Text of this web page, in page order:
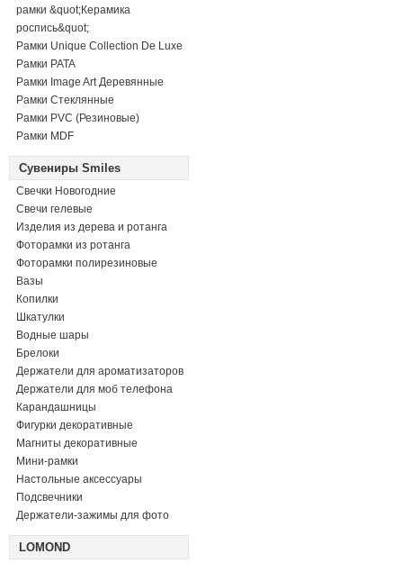
рамки &quot;Керамика
роспись&quot;
Рамки Unique Collection De Luxe
Рамки PATA
Рамки Image Art Деревянные
Рамки Стеклянные
Рамки PVC (Резиновые)
Рамки MDF
Сувениры Smiles
Свечки Новогодние
Свечи гелевые
Изделия из дерева и ротанга
Фоторамки из ротанга
Фоторамки полирезиновые
Вазы
Копилки
Шкатулки
Водные шары
Брелоки
Держатели для ароматизаторов
Держатели для моб телефона
Карандашницы
Фигурки декоративные
Магниты декоративные
Мини-рамки
Настольные аксессуары
Подсвечники
Держатели-зажимы для фото
LOMOND